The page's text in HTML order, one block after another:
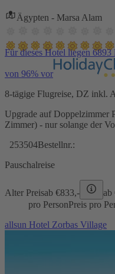
Ägypten - Marsa Alam
Für dieses Hotel liegen
von 96% vor
8-tägige Flugreise, DZ inkl.
Upgrade auf Doppelzimmer
Zimmer) - nur solange der
253504Bestellnr.:
Pauschalreise
Alter Preisab €833,- ab
pro PersonPreis pro
allsun Hotel Zorbas Village